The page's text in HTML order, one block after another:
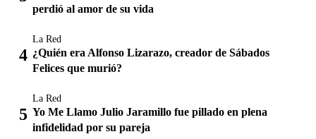
perdió al amor de su vida
La Red
¿Quién era Alfonso Lizarazo, creador de Sábados
Felices que murió?
La Red
Yo Me Llamo Julio Jaramillo fue pillado en plena
infidelidad por su pareja